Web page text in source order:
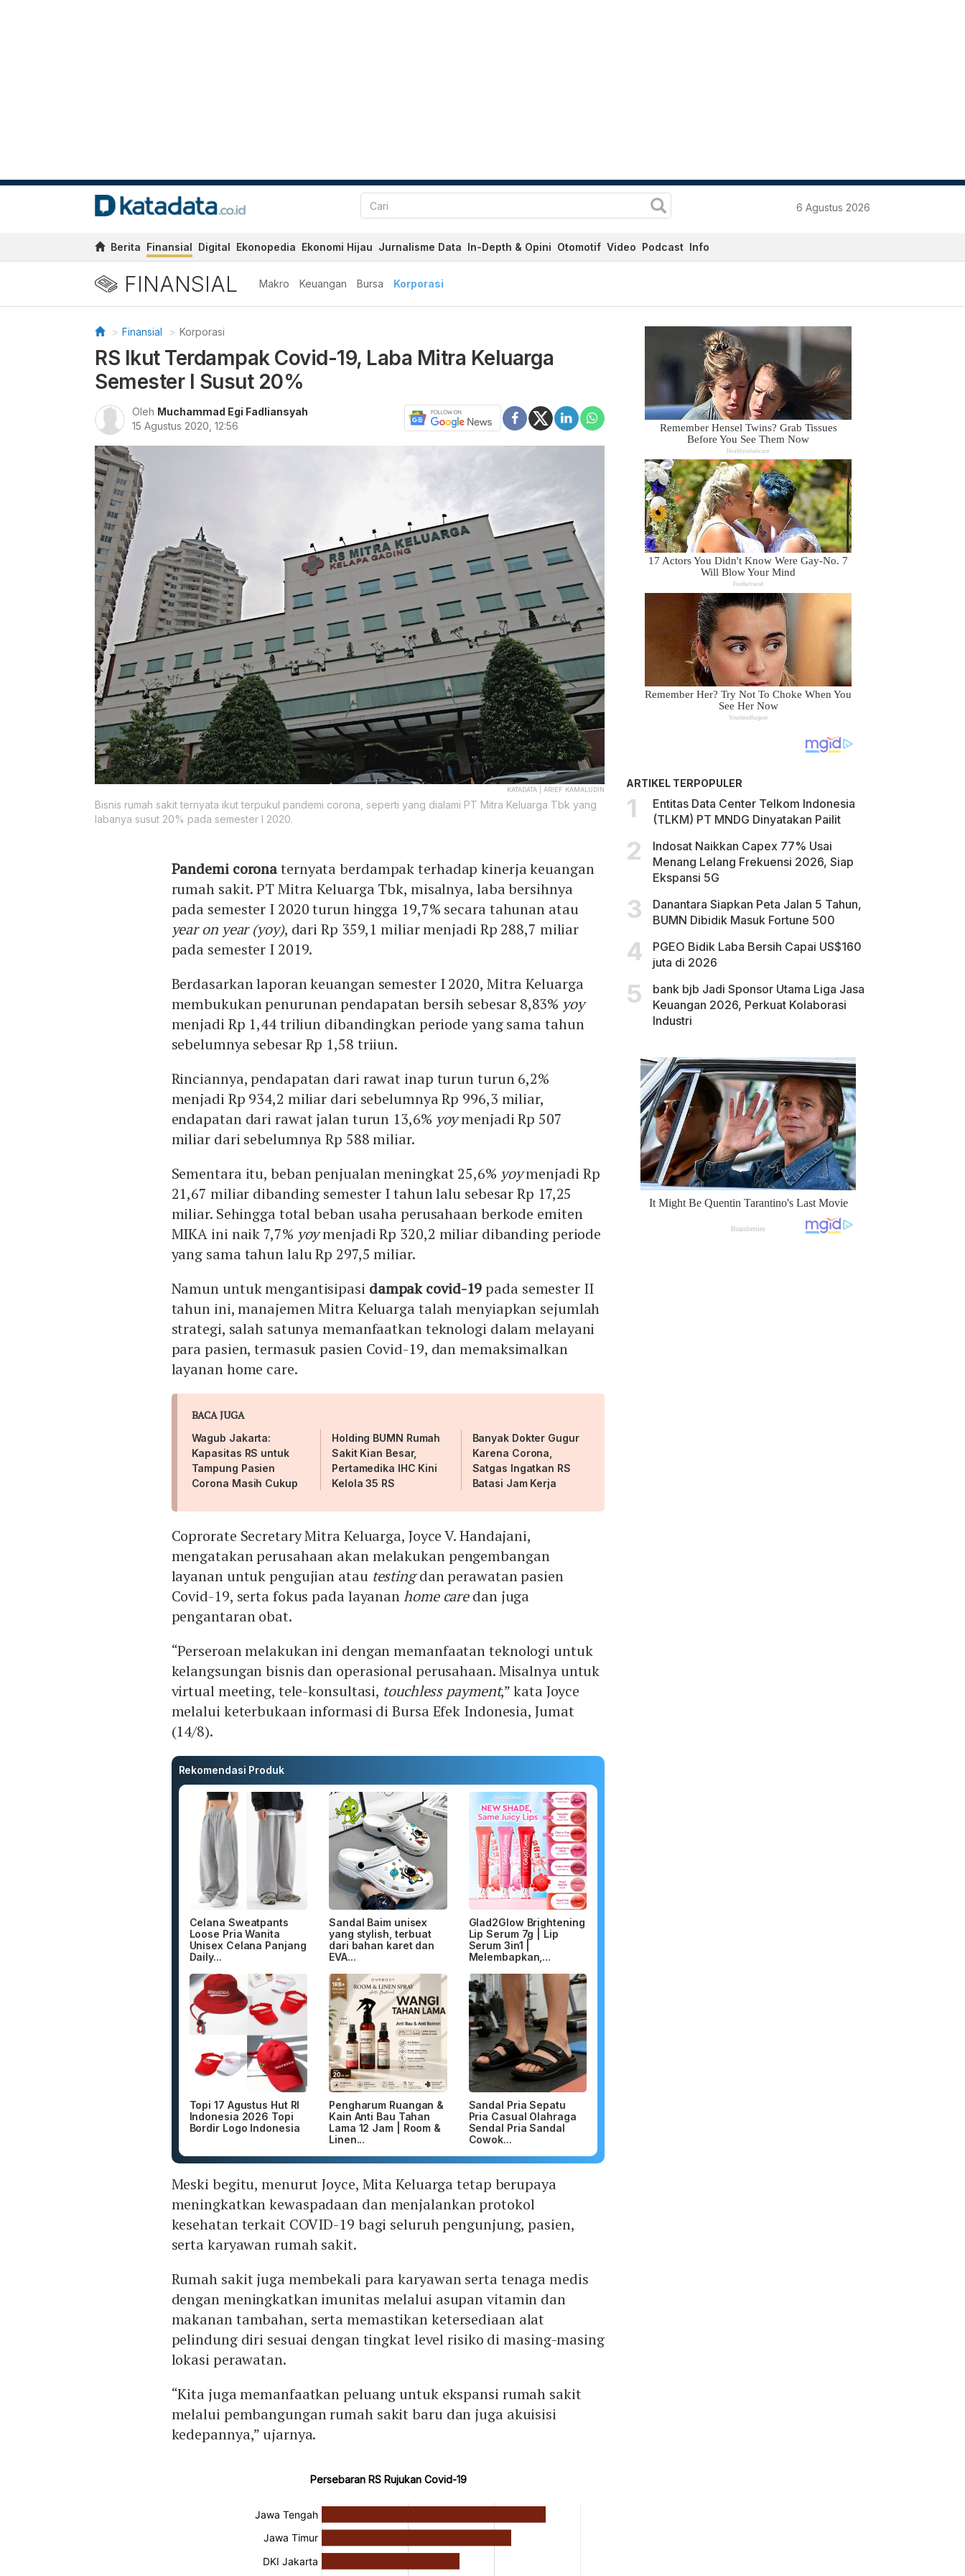
6 Agustus 2026
Berita Finansial Digital Ekonopedia Ekonomi Hijau Jurnalisme Data In-Depth & Opini Otomotif Video Podcast Info
FINANSIAL Makro Keuangan Bursa Korporasi
Finansial Korporasi
RS Ikut Terdampak Covid-19, Laba Mitra Keluarga
Semester I Susut 20%
Oleh Muchammad Egi Fadliansyah
15 Agustus 2020, 12:56
KATADATA | ARIEF KAMALUDIN
Bisnis rumah sakit ternyata ikut terpukul pandemi corona, seperti yang dialami PT Mitra Keluarga Tbk yang
labanya susut 20% pada semester I 2020.
Pandemi coronaternyata berdampak terhadap kinerja keuangan
rumah sakit. PT Mitra Keluarga Tbk, misalnya, laba bersihnya
pada semester I 2020 turun hingga 19,7% secara tahunan atau
year on year (yoy), dari Rp 359,1 miliar menjadi Rp 288,7 miliar
pada semester I 2019.
Berdasarkan laporan keuangan semester I 2020, Mitra Keluarga
membukukan penurunan pendapatan bersih sebesar 8,83% yoy
menjadi Rp 1,44 triliun dibandingkan periode yang sama tahun
sebelumnya sebesar Rp 1,58 triiun.
Rinciannya, pendapatan dari rawat inap turun turun 6,2%
menjadi Rp 934,2 miliar dari sebelumnya Rp 996,3 miliar,
endapatan dari rawat jalan turun 13,6% yoymenjadi Rp 507
miliar dari sebelumnya Rp 588 miliar.
Sementara itu, beban penjualan meningkat 25,6% yoymenjadi Rp
21,67 miliar dibanding semester I tahun lalu sebesar Rp 17,25
miliar. Sehingga total beban usaha perusahaan berkode emiten
MIKA ini naik 7,7% yoymenjadi Rp 320,2 miliar dibanding periode
yang sama tahun lalu Rp 297,5 miliar.
Namun untuk mengantisipasi dampak covid-19pada semester II
tahun ini, manajemen Mitra Keluarga talah menyiapkan sejumlah
strategi, salah satunya memanfaatkan teknologi dalam melayani
para pasien, termasuk pasien Covid-19, dan memaksimalkan
layanan home care.
BACA JUGA
Wagub Jakarta:
Kapasitas RS untuk
Tampung Pasien
Corona Masih Cukup
Holding BUMN Rumah
Sakit Kian Besar,
Pertamedika IHC Kini
Kelola 35 RS
Banyak Dokter Gugur
Karena Corona,
Satgas Ingatkan RS
Batasi Jam Kerja
Coprorate Secretary Mitra Keluarga, Joyce V. Handajani,
mengatakan perusahaan akan melakukan pengembangan
layanan untuk pengujian atau testingdan perawatan pasien
Covid-19, serta fokus pada layananhome caredan juga
pengantaran obat.
“Perseroan melakukan ini dengan memanfaatan teknologi untuk
kelangsungan bisnis dan operasional perusahaan. Misalnya untuk
virtual meeting, tele-konsultasi, touchless payment,” kata Joyce
melalui keterbukaan informasi di Bursa Efek Indonesia, Jumat
(14/8).
Rekomendasi Produk
Celana Sweatpants
Loose Pria Wanita
Unisex Celana Panjang
Daily...
Sandal Baim unisex
yang stylish, terbuat
dari bahan karet dan
EVA...
Glad2Glow Brightening
Lip Serum 7g | Lip
Serum 3in1 |
Melembapkan,...
Topi 17 Agustus Hut RI
Indonesia 2026 Topi
Bordir Logo Indonesia
Pengharum Ruangan &
Kain Anti Bau Tahan
Lama 12 Jam | Room &
Linen...
Sandal Pria Sepatu
Pria Casual Olahraga
Sendal Pria Sandal
Cowok...
Meski begitu, menurut Joyce, Mita Keluarga tetap berupaya
meningkatkan kewaspadaan dan menjalankan protokol
kesehatan terkait COVID-19 bagi seluruh pengunjung, pasien,
serta karyawan rumah sakit.
Rumah sakit juga membekali para karyawan serta tenaga medis
dengan meningkatkan imunitas melalui asupan vitamin dan
makanan tambahan, serta memastikan ketersediaan alat
pelindung diri sesuai dengan tingkat level risiko di masing-masing
lokasi perawatan.
“Kita juga memanfaatkan peluang untuk ekspansi rumah sakit
melalui pembangungan rumah sakit baru dan juga akuisisi
kedepannya,” ujarnya.
ARTIKEL TERPOPULER
Entitas Data Center Telkom Indonesia
(TLKM) PT MNDG Dinyatakan Pailit
Indosat Naikkan Capex 77% Usai
Menang Lelang Frekuensi 2026, Siap
Ekspansi 5G
Danantara Siapkan Peta Jalan 5 Tahun,
BUMN Dibidik Masuk Fortune 500
PGEO Bidik Laba Bersih Capai US$160
juta di 2026
bank bjb Jadi Sponsor Utama Liga Jasa
Keuangan 2026, Perkuat Kolaborasi
Industri